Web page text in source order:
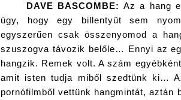
DAVE BASCOMBE: Az a hang
úgy, hogy egy billentyűt sem
egyszerűen csak összenyomod a
szuszogva távozik belőle… Ennyi az
hangzik. Remek volt. A szám
amit isten tudja miből szedtünk ki…
pornófilmből vettünk hangmintát, aztán